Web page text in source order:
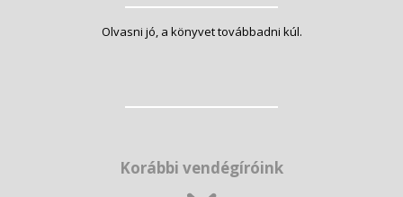
Olvasni jó, a könyvet továbbadni kúl.
Korábbi vendégíróink